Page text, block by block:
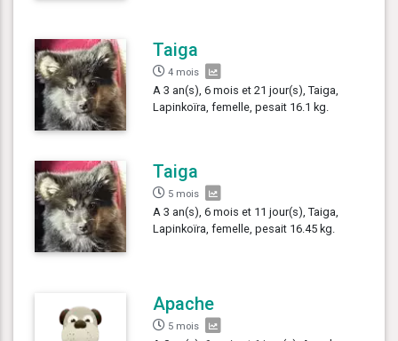
Taiga
4 mois
A 3 an(s), 6 mois et 21 jour(s), Taiga,
Lapinkoïra, femelle, pesait 16.1 kg.
Taiga
5 mois
A 3 an(s), 6 mois et 11 jour(s), Taiga,
Lapinkoïra, femelle, pesait 16.45 kg.
Apache
5 mois